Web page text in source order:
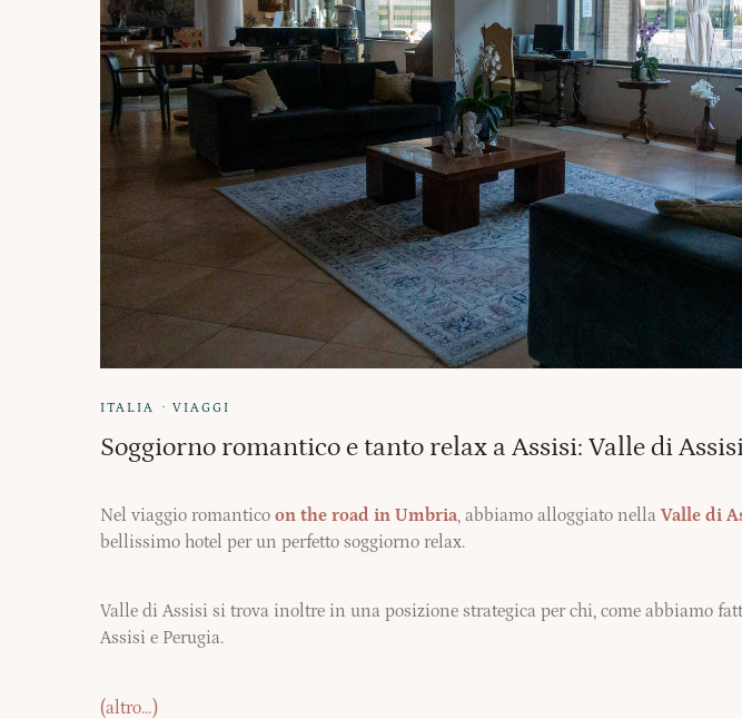
ITALIA · VIAGGI
Soggiorno romantico e tanto relax a Assisi: Valle di
Nel viaggio romantico on the road in Umbria, abbiamo alloggiato nella Valle di
bellissimo hotel per un perfetto soggiorno relax.
Valle di Assisi si trova inoltre in una posizione strategica per chi, come abbiamo
Assisi e Perugia.
(altro…)